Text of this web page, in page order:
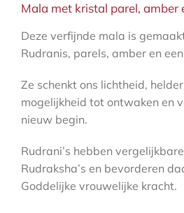
aantal
Mala met kristal parel, amber
Deze verfijnde mala is
Rudranis, parels, amber en
Ze schenkt ons lichtheid,
mogelijkheid tot ontwaken en
nieuw begin.
Rudrani’s hebben
Rudraksha’s en bevorderen
Goddelijke vrouwelijke kracht.